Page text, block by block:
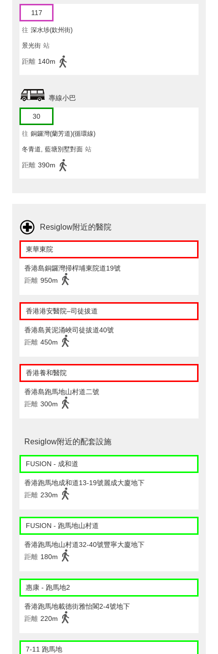
117
往 深水埗(欽州街)
景光街 站
距離 140m
專線小巴
30
往 銅鑼灣(蘭芳道)(循環線)
冬青道, 藍塘別墅對面 站
距離 390m
Resiglow附近的醫院
東華東院
香港島銅鑼灣掃桿埔東院道19號
距離 950m
香港港安醫院–司徒拔道
香港島黃泥涌峽司徒拔道40號
距離 450m
香港養和醫院
香港島跑馬地山村道二號
距離 300m
Resiglow附近的配套設施
FUSION - 成和道
香港跑馬地成和道13-19號麗成大廈地下
距離 230m
FUSION - 跑馬地山村道
香港跑馬地山村道32-40號豐寧大廈地下
距離 180m
惠康 - 跑馬地2
香港跑馬地載德街雅怡閣2-4號地下
距離 220m
7-11 跑馬地